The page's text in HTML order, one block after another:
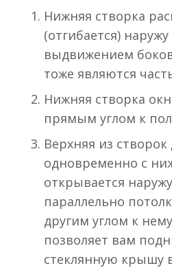
Нижняя створка
(отгибается)
выдвижением
тоже являются
Нижняя створка
прямым углом к
Верхняя из створок
одновременно с
открывается
параллельно
другим углом к
позволяет вам
стеклянную крышу